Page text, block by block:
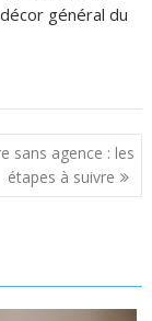
général du
sans agence : les
étapes à suivre